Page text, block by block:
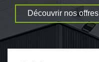
Découvrir nos offres